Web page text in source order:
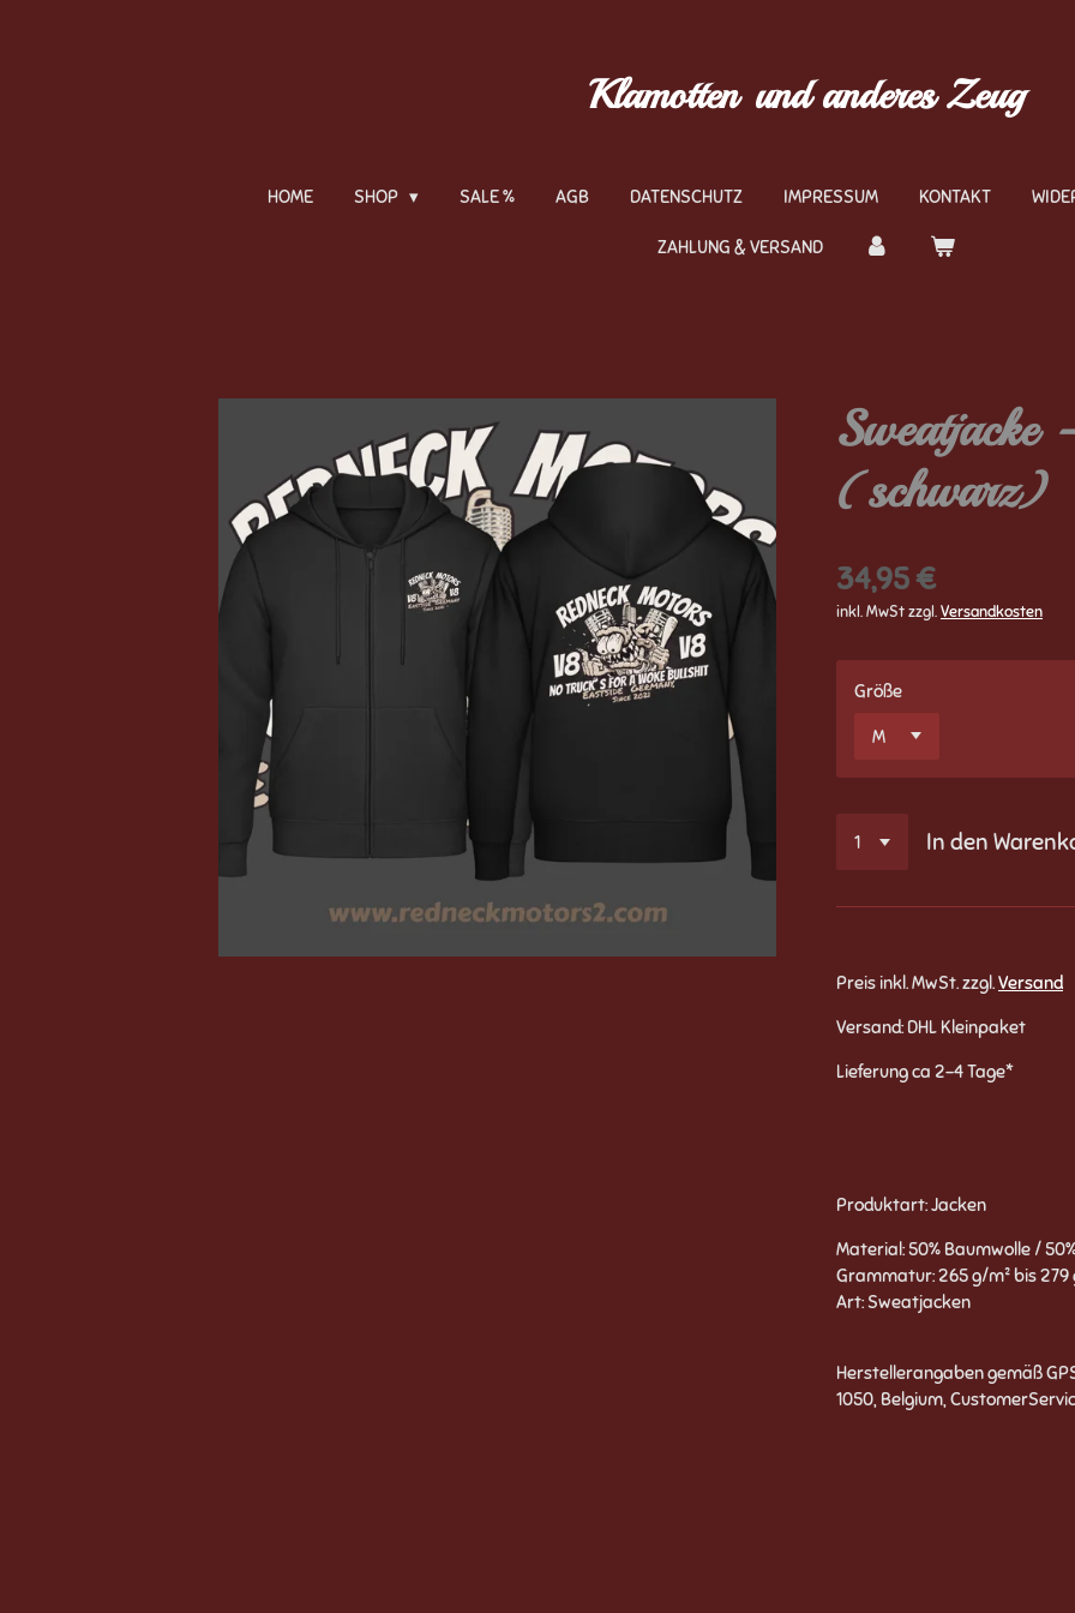
Klamotten und anderes Zeug
HOME SHOP SALE % AGB DATENSCHUTZ IMPRESSUM KONTAKT
ZAHLUNG & VERSAND
Sweatjacke
(schwarz)
34,95 €
inkl. MwSt zzgl.Versandkosten
Größe
In den
Preis inkl. MwSt. zzgl.Versand
Versand: DHL Kleinpaket
Lieferung ca 2-4 Tage*
Produktart: Jacken
Material: 50% Baumwolle /
Grammatur: 265 g/m² bis 279
Art: Sweatjacken
Herstellerangaben gemäß
1050, Belgium,